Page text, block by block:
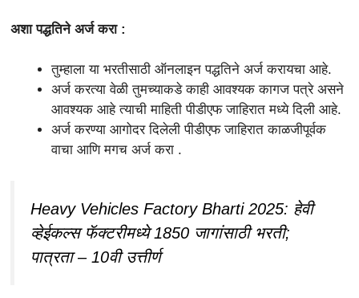
अशा पद्धतिने अर्ज करा :
तुम्हाला या भरतीसाठी ऑनलाइन पद्धतिने अर्ज करायचा आहे.
अर्ज करत्या वेळी तुमच्याकडे काही आवश्यक कागज पत्रे असने
आवश्यक आहे त्याची माहिती पीडीएफ जाहिरात मध्ये दिली आहे.
अर्ज करण्या आगोदर दिलेली पीडीएफ जाहिरात काळजीपूर्वक
वाचा आणि मगच अर्ज करा .
Heavy Vehicles Factory Bharti 2025: हेवी
व्हेईकल्स फॅक्टरीमध्ये 1850 जागांसाठी भरती;
पात्रता – 10वी उत्तीर्ण